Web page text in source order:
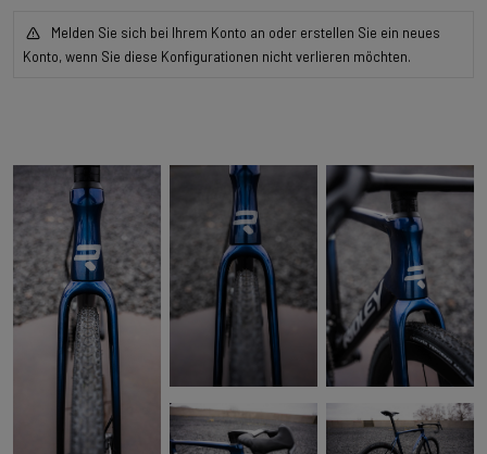
Melden Sie sich bei Ihrem Konto an oder erstellen Sie ein neues
Konto, wenn Sie diese Konfigurationen nicht verlieren möchten.